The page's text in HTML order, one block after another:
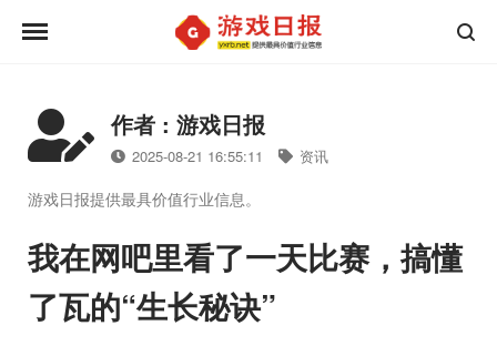
作者 : 游戏日报
2025-08-21 16:55:11 资讯
游戏日报提供最具价值行业信息。
我在网吧里看了一天比赛，搞懂
了瓦的“生长秘诀”